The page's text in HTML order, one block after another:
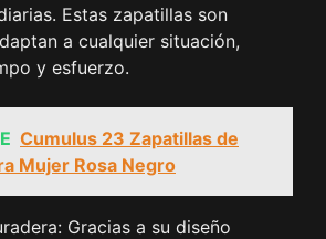
Estas zapatillas son
a cualquier situación,
y esfuerzo.
Cumulus 23 Zapatillas de
Mujer Rosa Negro
Gracias a su diseño